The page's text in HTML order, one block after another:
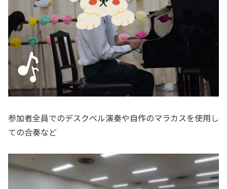
参加者全員でのデスクベル演奏や自作のマラカスを使用し
ての合奏など